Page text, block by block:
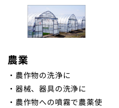
農業
・農作物の洗浄に
・器械、器具の洗浄に
・農作物への噴霧で農薬使